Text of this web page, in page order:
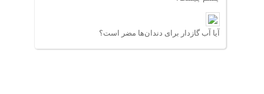
آیا آب گازدار برای دندان‌ها مضر است؟